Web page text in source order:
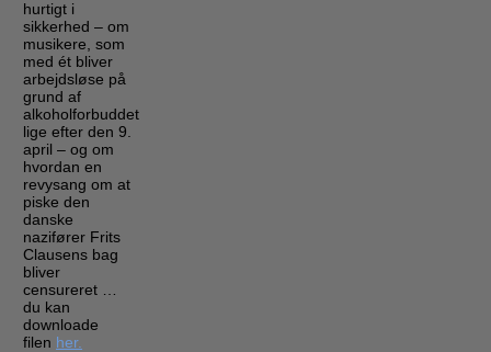
hurtigt i
sikkerhed – om
musikere, som
med ét bliver
arbejdsløse på
grund af
alkoholforbuddet
lige efter den 9.
april – og om
hvordan en
revysang om at
piske den
danske
nazifører Frits
Clausens bag
bliver
censureret …
du kan
downloade
filen her.